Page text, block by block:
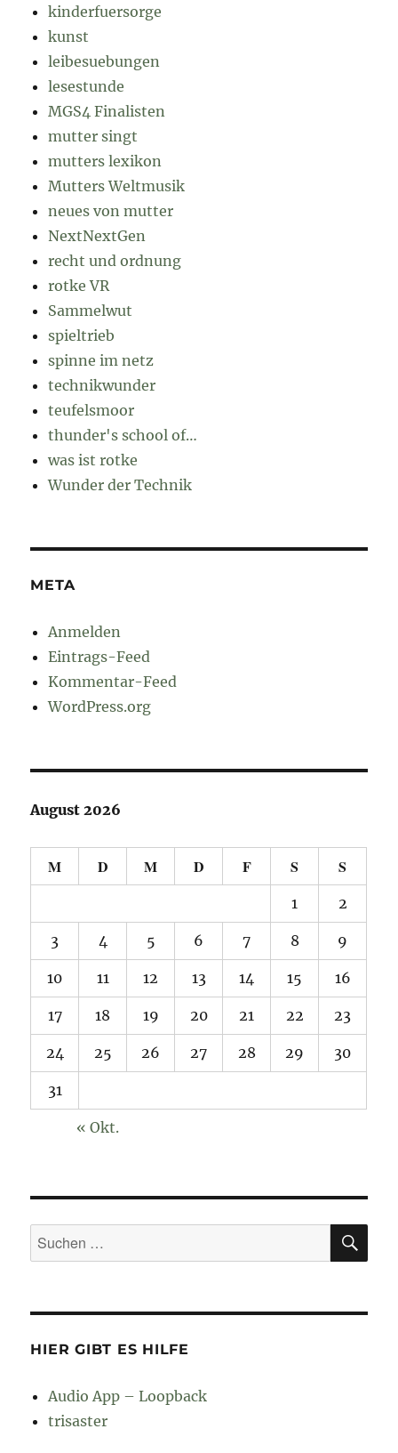
kinderfuersorge
kunst
leibesuebungen
lesestunde
MGS4 Finalisten
mutter singt
mutters lexikon
Mutters Weltmusik
neues von mutter
NextNextGen
recht und ordnung
rotke VR
Sammelwut
spieltrieb
spinne im netz
technikwunder
teufelsmoor
thunder's school of…
was ist rotke
Wunder der Technik
META
Anmelden
Eintrags-Feed
Kommentar-Feed
WordPress.org
August 2026
M D M D F S S
1 2
3 4 5 6 7 8 9
10 11 12 13 14 15 16
17 18 19 20 21 22 23
24 25 26 27 28 29 30
31
« Okt.
Suchen
nach:
HIER GIBT ES HILFE
Audio App – Loopback
trisaster